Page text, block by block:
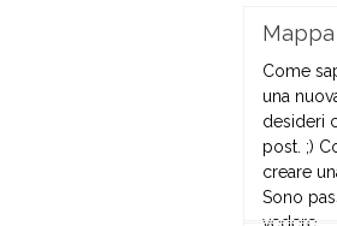
Come
una
desideri
post. ;)
creare
Sono